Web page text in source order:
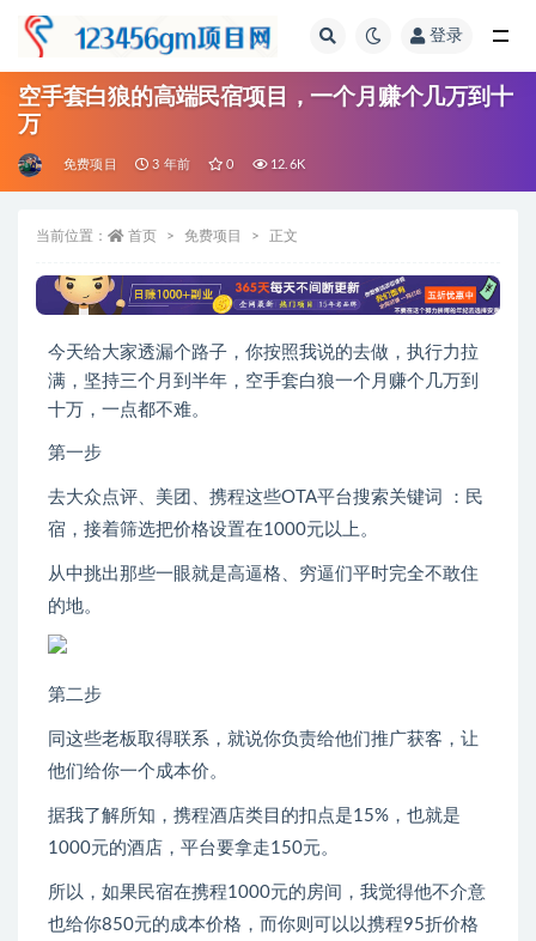
登录
空手套白狼的高端民宿项目，一个月赚个几万到十
万
免费项目 3 年前 0 12.6K
当前位置： 首页 免费项目 正文
今天给大家透漏个路子，你按照我说的去做，执行力拉
满，坚持三个月到半年，空手套白狼一个月赚个几万到
十万，一点都不难。
第一步
去大众点评、美团、携程这些OTA平台搜索关键词 ：民
宿，接着筛选把价格设置在1000元以上。
从中挑出那些一眼就是高逼格、穷逼们平时完全不敢住
的地。
第二步
同这些老板取得联系，就说你负责给他们推广获客，让
他们给你一个成本价。
据我了解所知，携程酒店类目的扣点是15%，也就是
1000元的酒店，平台要拿走150元。
所以，如果民宿在携程1000元的房间，我觉得他不介意
也给你850元的成本价格，而你则可以以携程95折价格